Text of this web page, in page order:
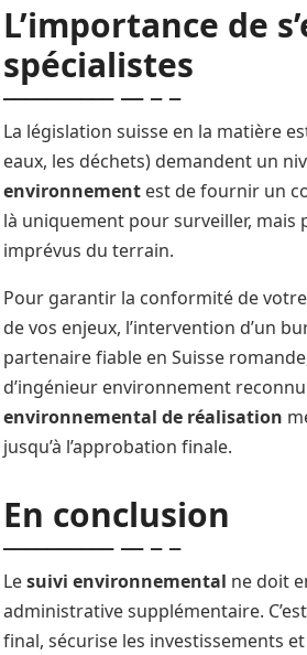
L’importance de
spécialistes
La législation suisse en la matière
eaux, les déchets) demandent un
environnement est de fournir un
là uniquement pour surveiller,
imprévus du terrain.
Pour garantir la conformité de
de vos enjeux, l’intervention d’un
partenaire fiable en Suisse
d’ingénieur environnement
environnemental de réalisation
jusqu’à l’approbation finale.
En conclusion
Lesuivi environnemental ne doit
administrative supplémentaire.
final, sécurise les investissements